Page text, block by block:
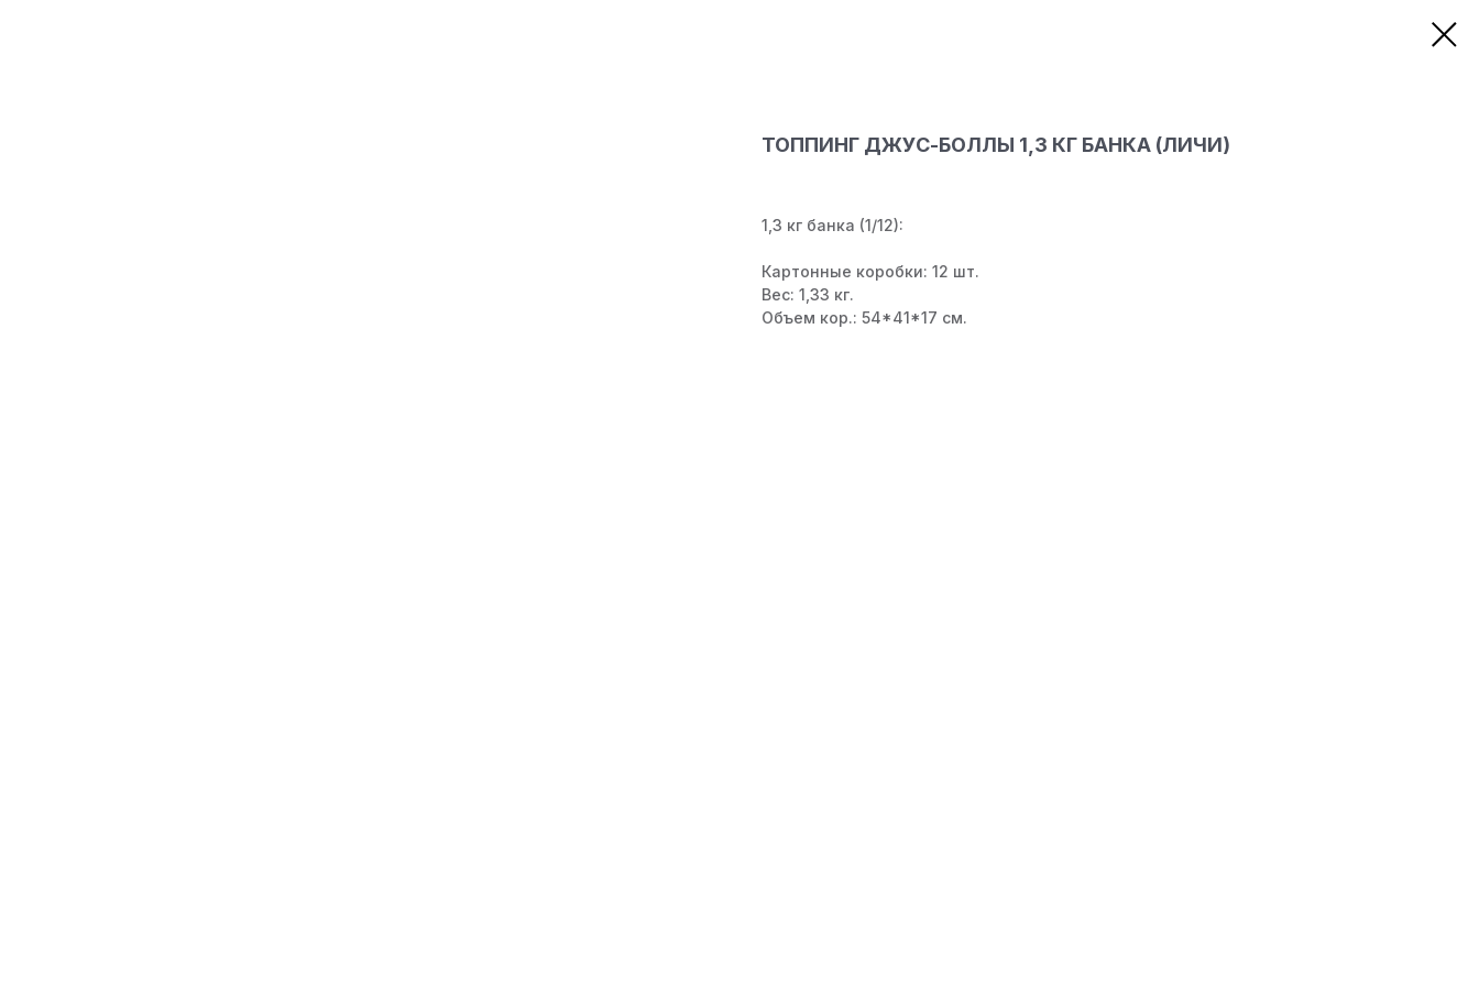
ТОППИНГ ДЖУС-БОЛЛЫ 1,3 КГ БАНКА (ЛИЧИ)
1,3 кг банка (1/12):
Картонные коробки: 12 шт.
Вес: 1,33 кг.
Объем кор.: 54*41*17 см.